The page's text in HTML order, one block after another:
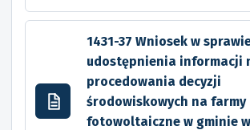
1431-37 Wniosek w
udostępnienia informacji
procedowania decyzji
środowiskowych na farmy
fotowoltaiczne w gminie